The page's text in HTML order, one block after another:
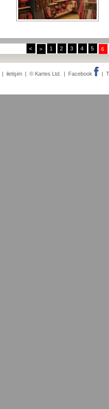
< > 1 2 3 4 5 6
| iletişim | © Kartes Ltd. | Facebook |